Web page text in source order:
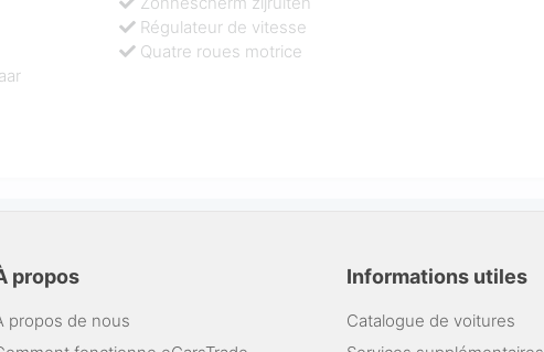
Régulateur de vitesse
Quatre roues motrice
propos
propos de nous
Informations utiles
Catalogue de voitures